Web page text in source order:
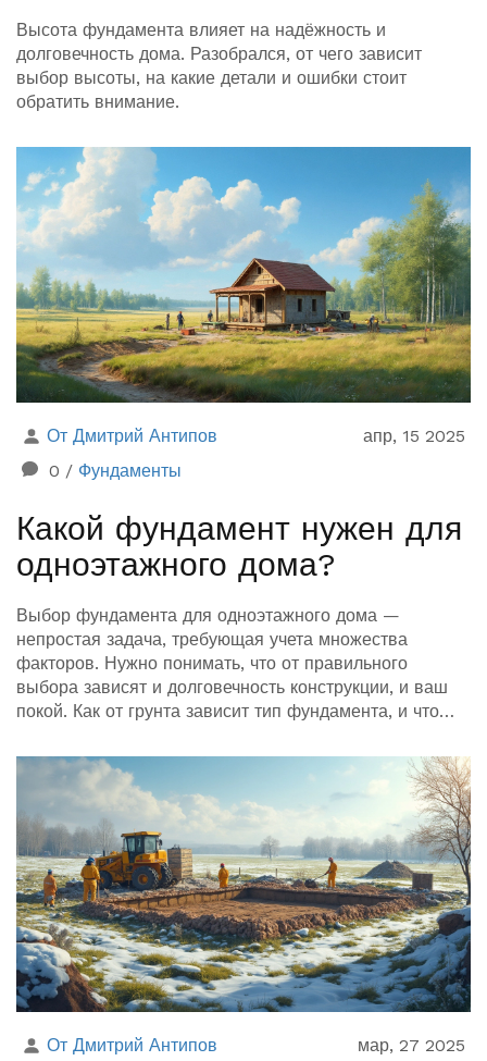
Высота фундамента влияет на надёжность и
долговечность дома. Разобрался, от чего зависит
выбор высоты, на какие детали и ошибки стоит
обратить внимание.
От Дмитрий Антипов
апр, 15 2025
0 / Фундаменты
Какой фундамент нужен для
одноэтажного дома?
Выбор фундамента для одноэтажного дома —
непростая задача, требующая учета множества
факторов. Нужно понимать, что от правильного
выбора зависят и долговечность конструкции, и ваш
покой. Как от грунта зависит тип фундамента, и что
рассмотрим особенности разных видов фундамента и
дадим полезные советы по самостоятельной оценке
участка.
От Дмитрий Антипов мар, 27 2025